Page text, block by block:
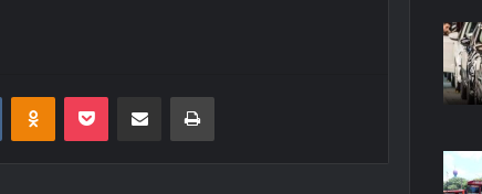
VKontakteOdnoklassniki
Pocket E-Posta ile paylaş Yazdır